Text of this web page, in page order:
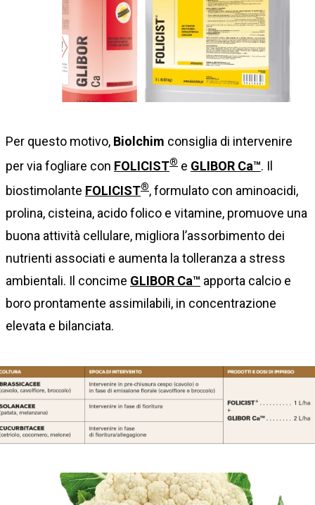
Per questo motivo, Biolchim consiglia di intervenire
per via fogliare con FOLICIST® e GLIBOR Ca™. Il
biostimolante FOLICIST®, formulato con aminoacidi,
prolina, cisteina, acido folico e vitamine, promuove una
buona attività cellulare, migliora l’assorbimento dei
nutrienti associati e aumenta la tolleranza a stress
ambientali. Il concime GLIBOR Ca™ apporta calcio e
boro prontamente assimilabili, in concentrazione
elevata e bilanciata.